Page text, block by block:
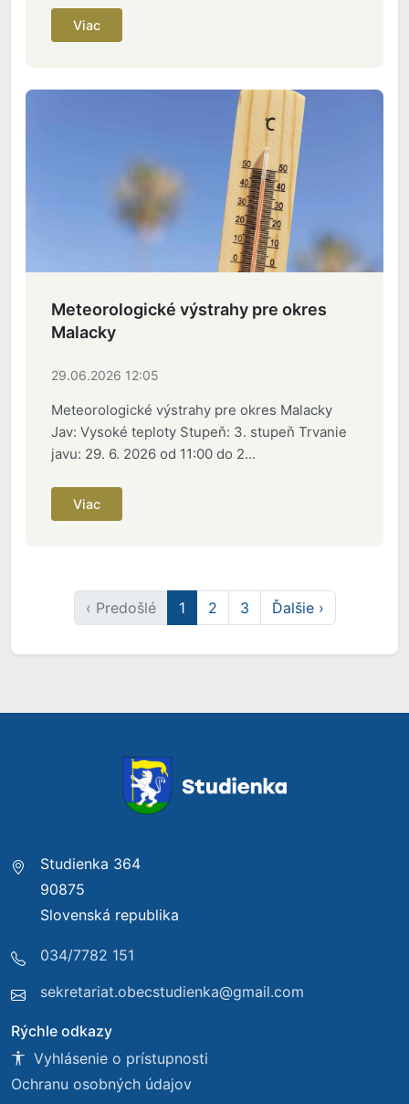
Viac
Meteorologické výstrahy pre okres
Malacky
29.06.2026 12:05
Meteorologické výstrahy pre okres Malacky
Jav: Vysoké teploty Stupeň: 3. stupeň Trvanie
javu: 29. 6. 2026 od 11:00 do 2...
Viac
‹ Predošlé 1 2 3 Ďalšie ›
Studienka 364
90875
Slovenská republika
034/7782 151
sekretariat.obecstudienka@gmail.com
Rýchle odkazy
Vyhlásenie o prístupnosti
Ochranu osobných údajov